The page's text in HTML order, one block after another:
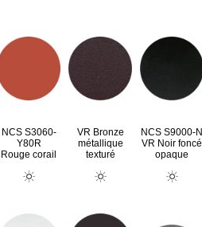
NCS S3060-
Y80R
Rouge corail
VR Bronze
métallique
texturé
NCS S9000-N
VR Noir foncé
opaque